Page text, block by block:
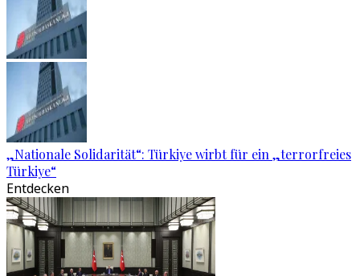
„Nationale Solidarität“: Türkiye wirbt für ein „terrorfreies
Türkiye“
Entdecken